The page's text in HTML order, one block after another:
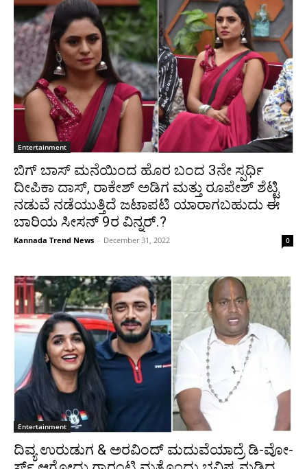
Entertainment
ಬಿಗ್ ಬಾಸ್ ಮನೆಯಿಂದ ಹೊರ ಬಂದ 3ನೇ ಸ್ಪರ್ಧಿ
ದೀಪಿಕಾ ದಾಸ್, ರಾಕೇಶ್ ಅಡಿಗ ಮತ್ತು ರೂಪೇಶ್ ಶೆಟ್ಟಿ
ನಡುವೆ ನಡೆಯುತ್ತಿದೆ ಜಟಾಪಟಿ ಯಾರಾಗಬಹುದು ಈ
ಬಾರಿಯ ಸೀಸನ್ 9ರ ವಿನ್ನರ್.?
Kannada Trend News - December 31, 2022 0
Entertainment
ದಿವ್ಯ ಉರುಡುಗ & ಅರವಿಂದ್ ಮದುವೆಯಾದ್ರೆ ಡಿ-ವೋ-